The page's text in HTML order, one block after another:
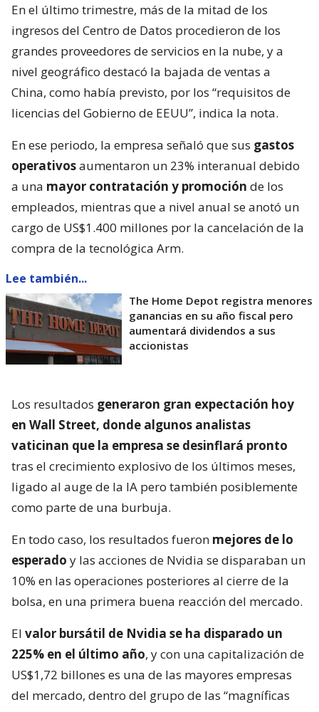
En el último trimestre, más de la mitad de los
ingresos del Centro de Datos procedieron de los
grandes proveedores de servicios en la nube, y a
nivel geográfico destacó la bajada de ventas a
China, como había previsto, por los “requisitos de
licencias del Gobierno de EEUU”, indica la nota.
En ese periodo, la empresa señaló que sus gastos
operativosaumentaron un 23% interanual debido
a una mayor contratación y promoción de los
empleados, mientras que a nivel anual se anotó un
cargo de US$1.400 millones por la cancelación de la
compra de la tecnológica Arm.
Lee también...
The Home Depot registra menores
ganancias en su año fiscal pero
aumentará dividendos a sus
accionistas
Los resultados generaron gran expectación hoy
en Wall Street, donde algunos analistas
vaticinan que la empresa se desinflará pronto
tras el crecimiento explosivo de los últimos meses,
ligado al auge de la IA pero también posiblemente
como parte de una burbuja.
En todo caso, los resultados fueron mejores de lo
esperado y las acciones de Nvidia se disparaban un
10% en las operaciones posteriores al cierre de la
bolsa, en una primera buena reacción del mercado.
El valor bursátil de Nvidia se ha disparado un
225% en el último año, y con una capitalización de
US$1,72 billones es una de las mayores empresas
del mercado, dentro del grupo de las “magníficas